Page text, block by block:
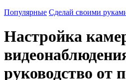
Популярные Сделай своими
Настройка
руководство от